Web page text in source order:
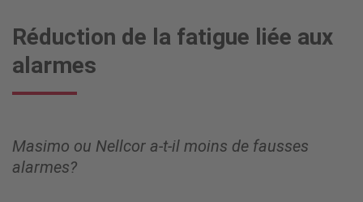
Réduction de la fatigue liée aux
alarmes
Masimo ou Nellcor a-t-il moins de fausses
alarmes?